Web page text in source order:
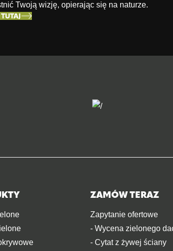
Twoją wizję, opierając się na naturze.
ZAMÓW TERAZ
Zapytanie ofertowe
- Wycena zielonego
- Cytat z żywej ściany